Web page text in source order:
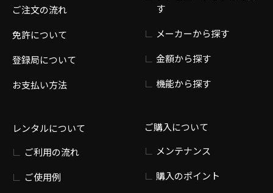
ご注文の流れ
免許について
登録局について
お支払い方法
レンタルについて
ご利用の流れ
ご使用例
す
メーカーから探す
金額から探す
機能から探す
ご購入について
メンテナンス
購入のポイント